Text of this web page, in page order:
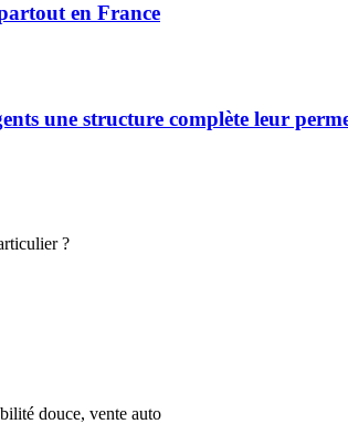
en France
une structure complète leur
?
douce, vente auto